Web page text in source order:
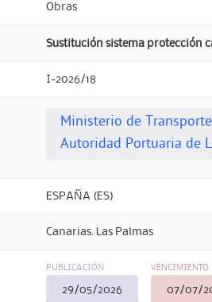
Obras
Sustitución sistema protección
I-2026/18
Ministerio de
Autoridad Portuaria de
ESPAÑA (ES)
Canarias. Las Palmas
PUBLICACIÓN
29/05/2026
VENCIMIENTO
07/07/